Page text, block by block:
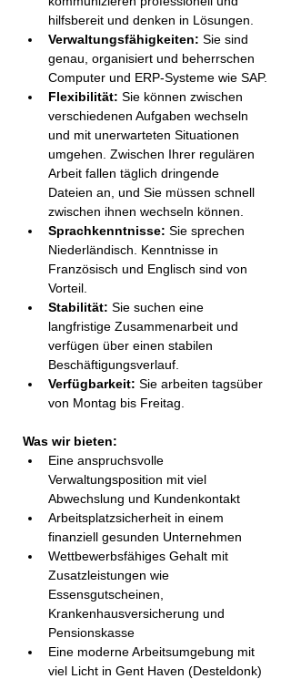
hilfsbereit und denken in Lösungen.
Verwaltungsfähigkeiten: Sie sind
genau, organisiert und beherrschen
Computer und ERP-Systeme wie SAP.
Flexibilität: Sie können zwischen
verschiedenen Aufgaben wechseln
und mit unerwarteten Situationen
umgehen. Zwischen Ihrer regulären
Arbeit fallen täglich dringende
Dateien an, und Sie müssen schnell
zwischen ihnen wechseln können.
Sprachkenntnisse: Sie sprechen
Niederländisch. Kenntnisse in
Französisch und Englisch sind von
Vorteil.
Stabilität: Sie suchen eine
langfristige Zusammenarbeit und
verfügen über einen stabilen
Beschäftigungsverlauf.
Verfügbarkeit: Sie arbeiten tagsüber
von Montag bis Freitag.
Was wir bieten:
Eine anspruchsvolle
Verwaltungsposition mit viel
Abwechslung und Kundenkontakt
Arbeitsplatzsicherheit in einem
finanziell gesunden Unternehmen
Wettbewerbsfähiges Gehalt mit
Zusatzleistungen wie
Essensgutscheinen,
Krankenhausversicherung und
Pensionskasse
Eine moderne Arbeitsumgebung mit
viel Licht in Gent Haven (Desteldonk)